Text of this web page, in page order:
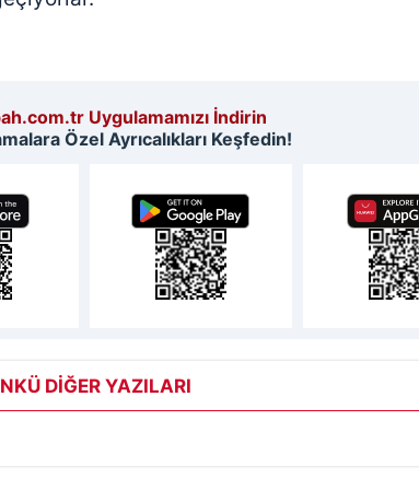
olarak kullanılan çerezlerle ilgili bilgi almak için
Uygulamamızı İndirin
Özel Ayrıcalıkları Keşfedin!
DİĞER YAZILARI